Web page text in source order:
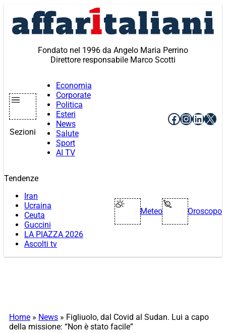
contenuto
Fondato nel 1996 da Angelo Maria Perrino
Direttore responsabile Marco Scotti
Sezioni
Economia
Corporate
Politica
Esteri
News
Salute
Sport
AI TV
Facebook
X
Tendenze
Iran
Ucraina
Ceuta
Guccini
LA PIAZZA 2026
Ascolti tv
Meteo Oroscopo
Home » News » Figliuolo, dal Covid al Sudan. Lui a capo
della missione: “Non è stato facile”